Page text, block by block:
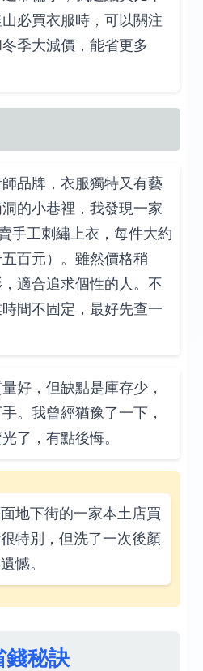
必買衣服時，可以關注
季大減價，能省更多
品牌，衣服獨特又有藝
的小巷裡，我發現一家
手工刺繡上衣，每件大約
百元）。雖然價格稍
適合追求個性的人。不
間不固定，最好先查一
好，但缺點是庫存少，
。我曾經猶豫了一下，
了，有點後悔。
地下街的一家本土店買
特別，但洗了一次後顏
憾。
錢秘訣